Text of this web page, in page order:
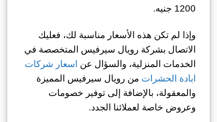
1200 جنيه.
وإذا لم تكن هذه الأسعار مناسبة لك، فعليك
الاتصال بشركة رويال سيرفيس المتخصصة في
الخدمات المنزلية، والسؤال عن اسعار شركات
ابادة الحشرات من رويال سيرفيس المميزة
والمعقولة، بالإضافة إلى توفير خصومات
وعروض خاصة لعملائنا الجدد.